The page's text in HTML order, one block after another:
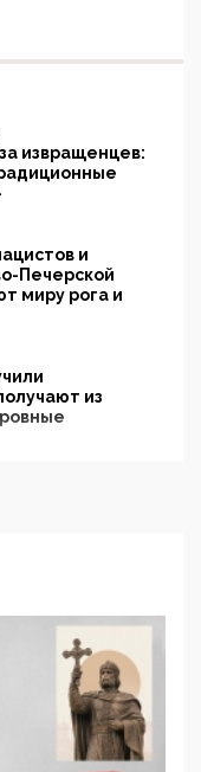
извращенцев:
и
Печерской
миру рога и
из
но
намерено
право
объекты от